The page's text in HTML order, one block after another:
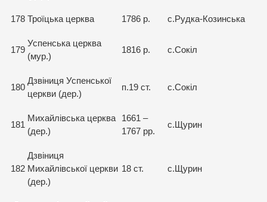
178 Троїцька церква 1786 р. с.Рудка-Козинська
179
Успенська церква
(мур.)
1816 р. с.Сокіл
180
Дзвіниця Успенської
церкви (дер.)
п.19 ст. с.Сокіл
181
Михайлівська церква
(дер.)
1661 –
1767 рр.
с.Щурин
182
Дзвіниця
Михайлівської церкви
(дер.)
18 ст. с.Щурин